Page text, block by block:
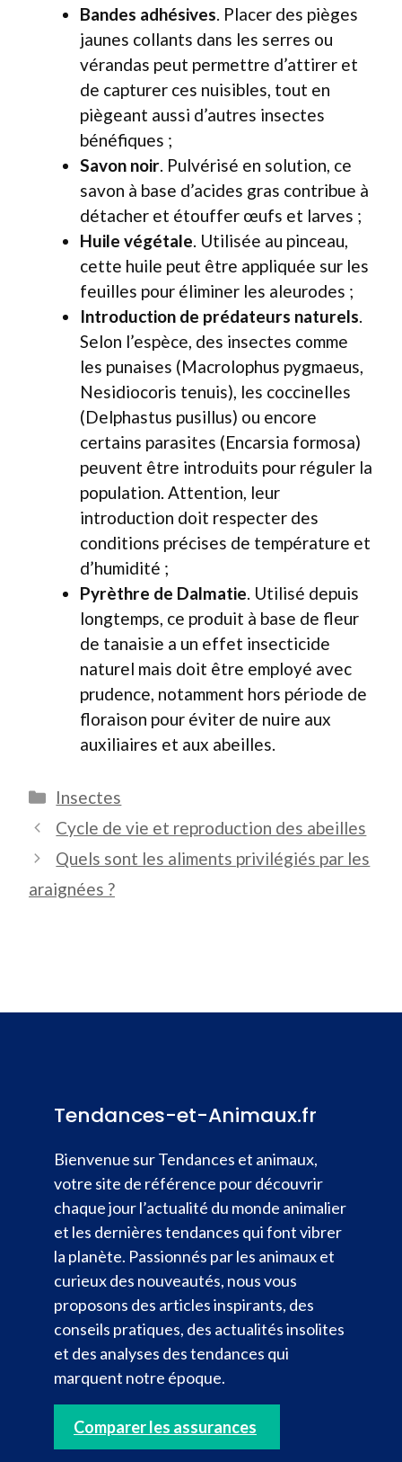
Bandes adhésives . Placer des pièges
jaunes collants dans les serres ou
vérandas peut permettre d’attirer et
de capturer ces nuisibles, tout en
piègeant aussi d’autres insectes
bénéfiques ;
Savon noir . Pulvérisé en solution, ce
savon à base d’acides gras contribue à
détacher et étouffer œufs et larves ;
Huile végétale . Utilisée au pinceau,
cette huile peut être appliquée sur les
feuilles pour éliminer les aleurodes ;
Introduction de prédateurs naturels
Selon l’espèce, des insectes comme
les punaises (Macrolophus pygmaeus,
Nesidiocoris tenuis), les coccinelles
(Delphastus pusillus) ou encore
certains parasites (Encarsia formosa)
peuvent être introduits pour réguler la
population. Attention, leur
introduction doit respecter des
conditions précises de température et
d’humidité ;
Pyrèthre de Dalmatie . Utilisé depuis
longtemps, ce produit à base de fleur
de tanaisie a un effet insecticide
naturel mais doit être employé avec
prudence, notamment hors période de
floraison pour éviter de nuire aux
auxiliaires et aux abeilles.
Catégories
Insectes
Cycle de vie et reproduction des abeilles
Quels sont les aliments privilégiés par les
araignées ?
Tendances-et-Animaux.fr
Bienvenue sur Tendances et animaux,
votre site de référence pour découvrir
chaque jour l’actualité du monde animalier
et les dernières tendances qui font vibrer
la planète. Passionnés par les animaux et
curieux des nouveautés, nous vous
proposons des articles inspirants, des
conseils pratiques, des actualités insolites
et des analyses des tendances qui
marquent notre époque.
Comparer les assurances